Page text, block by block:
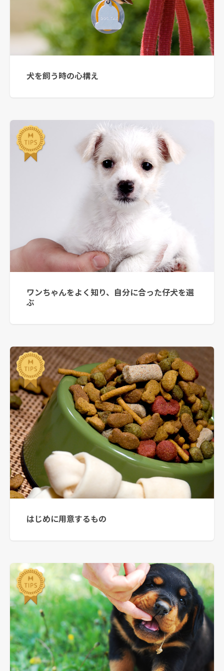
犬を飼う時の心構え
ワンちゃんをよく知り、自分に合った仔犬を選
ぶ
はじめに用意するもの